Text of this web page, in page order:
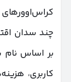
چند سدان
بر اساس نام
کاربری،